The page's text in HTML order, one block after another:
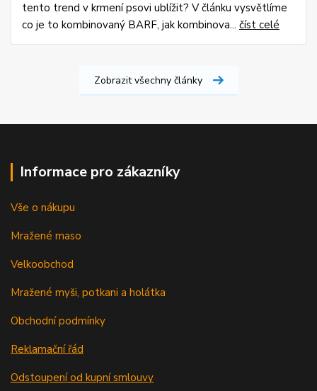
tento trend v krmení psovi ublížit? V článku vysvětlíme
co je to kombinovaný BARF, jak kombinova... číst celé
Zobrazit všechny články
Informace pro zákazníky
Vše o nákupu
Mražené maso
Velkoobchod
Mražené myši, potkani a holátka
Obchodní podmínky
Reklamační řád
Odstoupení od kupní smlouvy